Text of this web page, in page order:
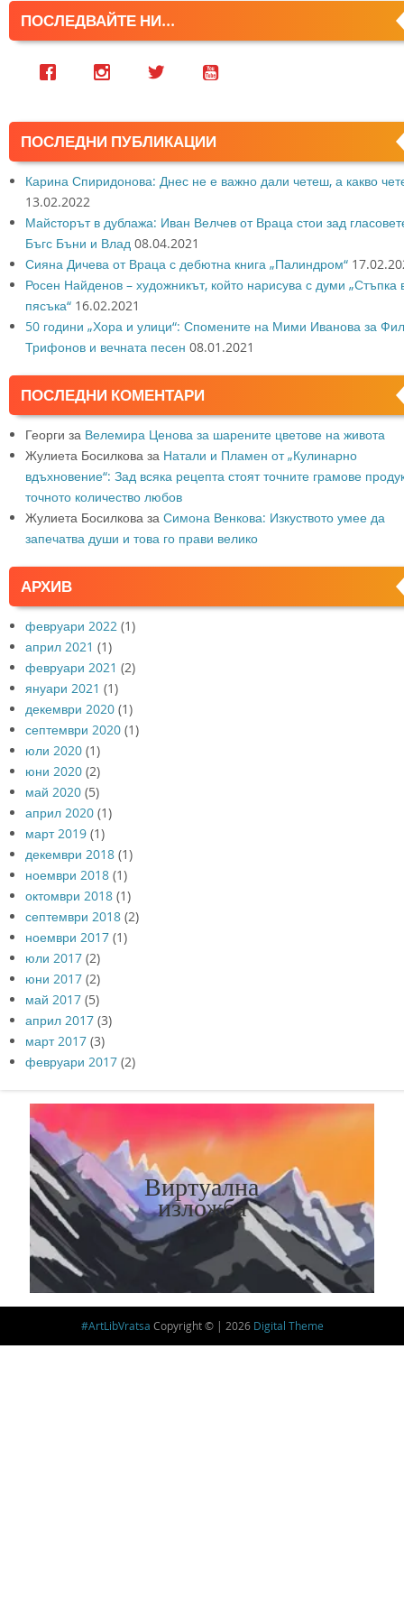
ПОСЛЕДВАЙТЕ НИ...
ПОСЛЕДНИ ПУБЛИКАЦИИ
Карина Спиридонова: Днес не е важно дали четеш, а какво
13.02.2022
Майсторът в дублажа: Иван Велчев от Враца стои зад
Бъгс Бъни и Влад 08.04.2021
Сияна Дичева от Враца с дебютна книга „Палиндром“
Росен Найденов – художникът, който нарисува с думи „Стъпка
пясъка“ 16.02.2021
50 години „Хора и улици“: Спомените на Мими Иванова за
Трифонов и вечната песен 08.01.2021
ПОСЛЕДНИ КОМЕНТАРИ
Георги за Велемира Ценова за шарените цветове на живота
Жулиета Босилкова за Натали и Пламен от „Кулинарно
вдъхновение“: Зад всяка рецепта стоят точните грамове
точното количество любов
Жулиета Босилкова за Симона Венкова: Изкуството умее да
запечатва души и това го прави велико
АРХИВ
февруари 2022 (1)
април 2021 (1)
февруари 2021 (2)
януари 2021 (1)
декември 2020 (1)
септември 2020 (1)
юли 2020 (1)
юни 2020 (2)
май 2020 (5)
април 2020 (1)
март 2019 (1)
декември 2018 (1)
ноември 2018 (1)
октомври 2018 (1)
септември 2018 (2)
ноември 2017 (1)
юли 2017 (2)
юни 2017 (2)
май 2017 (5)
април 2017 (3)
март 2017 (3)
февруари 2017 (2)
Виртуална
изложба
#ArtLibVratsa Copyright © | 2026 Digital Theme